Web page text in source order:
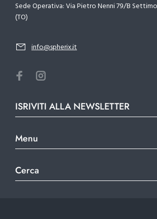
Sede Operativa: Via Pietro Nenni 79/B
(TO)
info@spherix.it
ISRIVITI ALLA NEWSLETTER
Menu
Cerca